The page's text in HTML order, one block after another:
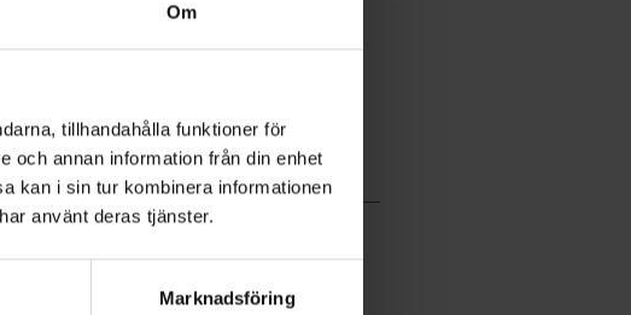
Om
tillhandahålla funktioner för
och annan information från din enhet
kan i sin tur kombinera informationen
använt deras tjänster.
Marknadsföring